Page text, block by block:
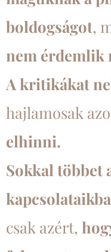
boldogságot,
nem érdemlik
A kritikákat
hajlamosak
elhinni.
Sokkal többet
csak azért,